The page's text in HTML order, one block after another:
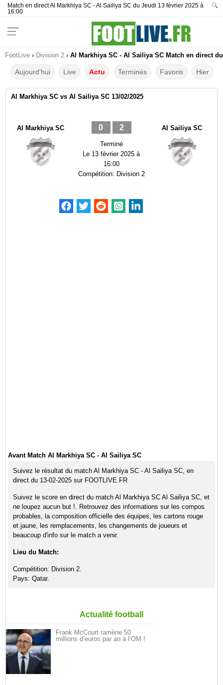
Match en direct Al Markhiya SC - Al Sailiya SC du Jeudi 13 février 2025 à
16:00
🔍
FootLive › Division 2 › Al Markhiya SC - Al Sailiya SC Match en direct du
Aujourd'hui Live Actu Terminés Favoris Hier
Al Markhiya SC vs Al Sailiya SC 13/02/2025
Al Markhiya SC 0 2
Terminé
Le 13 février 2025 à
16:00
Compétition: Division 2
Al Sailiya SC
Avant Match Al Markhiya SC - Al Sailiya SC
Suivez le résultat du match Al Markhiya SC - Al Sailiya SC, en
direct du 13-02-2025 sur FOOTLIVE.FR
Suivez le score en direct du match Al Markhiya SC Al Sailiya SC, et
ne loupez aucun but !. Retrouvez des informations sur les compos
probables, la composition officielle des équipes, les cartons rouge
et jaune, les remplacements, les changements de joueurs et
beaucoup d'info sur le match a venir.
Lieu du Match:
Compétition: Division 2.
Pays: Qatar.
Actualité football
Frank McCourt ramène 50
millions d’euros par an à l’OM !